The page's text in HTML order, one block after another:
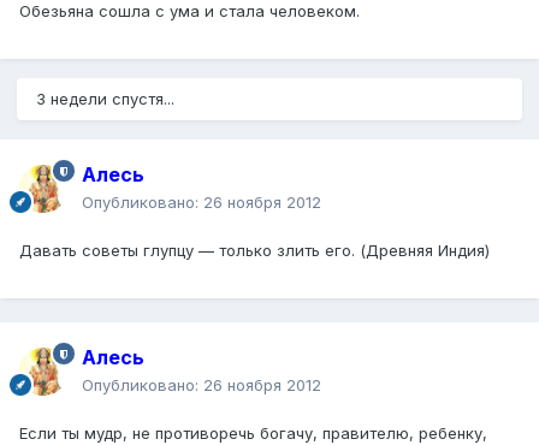
Обезьяна сошла с ума и стала человеком.
3 недели спустя...
Алесь
Опубликовано: 26 ноября 2012
Давать советы глупцу — только злить его. (Древняя Индия)
Алесь
Опубликовано: 26 ноября 2012
Если ты мудр, не противоречь богачу, правителю, ребенку,